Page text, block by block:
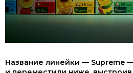
Название линейки — Supreme